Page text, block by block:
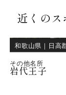
近くのス
和歌山県 ｜ 日高
その他名所
岩代王子